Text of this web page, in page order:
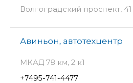
Волгоградский проспект, 41
Авиньон, автотехцентр
МКАД 78 км, 2 к1
+7495-741-4477